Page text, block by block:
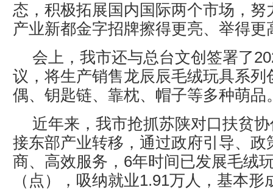
态，积极拓展国内国际两个市场，努
产业新都金字招牌擦得更亮、举得更
会上，我市还与总台文创签署了
议，将生产销售龙辰辰毛绒玩具系列
偶、钥匙链、靠枕、帽子等多种萌品
近年来，我市抢抓苏陕对口扶贫
接东部产业转移，通过政府引导、政
商、高效服务，6年时间已发展毛绒
（点），吸纳就业1.91万人，基本